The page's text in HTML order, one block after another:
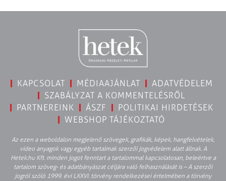
KAPCSOLAT MÉDIAAJÁNLAT
ADATVÉDELEM
SZABÁLYZAT A KOMMENTELÉSRŐL
PARTNEREINK
ÁSZF
POLITIKAI HIRDETÉSEK
WEBSHOP TÁJÉKOZTATÓ
Az ezen a weboldalon megjelenő szövegek, grafikák, képek, hangfelvételek,
video anyagok vagy egyéb tartalmak szerzői jogvédelem alatt állnak. A
Hetek.hu Kft. minden jogot fenntart a tartalommal kapcsolatosan, beleértve a
tartalom szöveg- és adatbányászat céljára való felhasználását is – A szerzői
jogról szóló 1999. évi LXXVI. törvény rendelkezései értelmében a törvény